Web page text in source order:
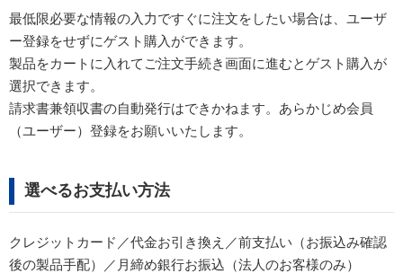
最低限必要な情報の入力ですぐに注文をしたい場合は、ユーザ
ー登録をせずにゲスト購入ができます。
製品をカートに入れてご注文手続き画面に進むとゲスト購入が
選択できます。
請求書兼領収書の自動発行はできかねます。あらかじめ会員
（ユーザー）登録をお願いいたします。
選べるお支払い方法
クレジットカード／代金お引き換え／前支払い（お振込み確認
後の製品手配）／ 月締め銀行お振込（法人のお客様のみ）